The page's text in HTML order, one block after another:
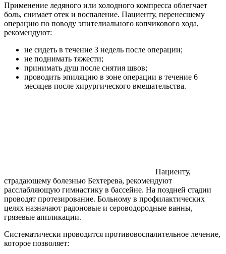
Применение ледяного или холодного компресса облегчает
боль, снимает отек и воспаление. Пациенту, перенесшему
операцию по поводу эпителиального копчикового хода,
рекомендуют:
не сидеть в течение 3 недель после операции;
не поднимать тяжести;
принимать душ после снятия швов;
проводить эпиляцию в зоне операции в течение 6
месяцев после хирургического вмешательства.
Пациенту,
страдающему болезнью Бехтерева, рекомендуют
расслабляющую гимнастику в бассейне. На поздней стадии
проводят протезирование. Больному в профилактических
целях назначают радоновые и сероводородные ванны,
грязевые аппликации.
Систематически проводится противовоспалительное лечение,
которое позволяет: